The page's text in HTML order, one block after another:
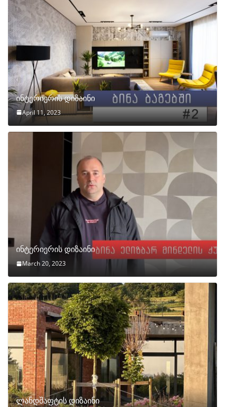
ინტერიერის დიზაინი
April 11, 2023
ინტერიერის დიზაინი
March 20, 2023
ლანდშაფტის დიზაინი